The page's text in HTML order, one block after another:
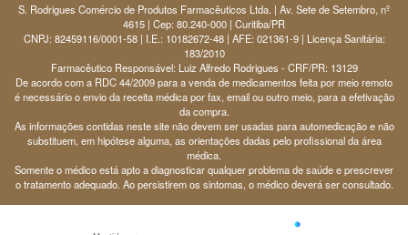
S. Rodrigues Comércio de Produtos Farmacêuticos Ltda. | Av. Sete de Setembro, nº
4615 | Cep: 80.240-000 | Curitiba/PR
CNPJ: 82459116/0001-58 | I.E.: 10182672-48 | AFE: 021361-9 | Licença Sanitária:
183/2010
Farmacêutico Responsável: Luiz Alfredo Rodrigues - CRF/PR: 13129
De acordo com a RDC 44/2009 para a venda de medicamentos feita por meio remoto
é necessário o envio da receita médica por fax, email ou outro meio, para a efetivação
da compra.
As informações contidas neste site não devem ser usadas para automedicação e não
substituem, em hipótese alguma, as orientações dadas pelo profissional da área
médica.
Somente o médico está apto a diagnosticar qualquer problema de saúde e prescrever
o tratamento adequado. Ao persistirem os sintomas, o médico deverá ser consultado.